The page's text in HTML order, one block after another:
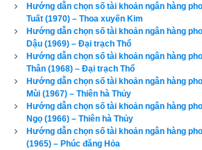
Xem chi tiết luận tính cách, bảng cửu
xấu, Bảng phối cung phi vợ chồng của
–
bát trạch cung Đoài qua bài viết sau: “
người có mệnh bát trạch cung Đoài -
Tuổi Giáp Dần là Con nhà Hắc Ðế -
niên mệnh (hay ngũ hành nạp âm
suối lớn). “Đại” là lớn, “Khê” là con suối,
Hướng dẫn chọn số tài khoản ngân hàng
Tuất (1970) – Thoa xuyến Kim
Hướng dẫn chọn số tài khoản ngân hàng
Dậu (1969) – Đại trạch Thổ
Hướng dẫn chọn số tài khoản ngân hàng
Thân (1968) – Đại trạch Thổ
Hướng dẫn chọn số tài khoản ngân hàng
Mùi (1967) – Thiên hà Thủy
Hướng dẫn chọn số tài khoản ngân hàng
Ngọ (1966) – Thiên hà Thủy
Hướng dẫn chọn số tài khoản ngân hàng
(1965) – Phúc đăng Hỏa